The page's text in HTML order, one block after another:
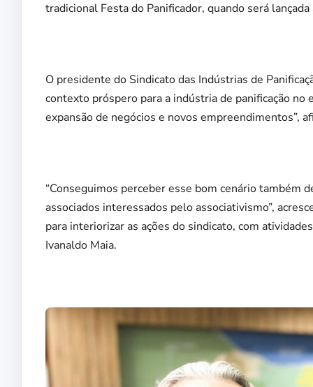
tradicional Festa do Panificador, quando será lançada
O presidente do Sindicato das Indústrias de
contexto próspero para a indústria de panificação
expansão de negócios e novos empreendimentos”,
“Conseguimos perceber esse bom cenário também
associados interessados pelo associativismo”,
para interiorizar as ações do sindicato, com
Ivanaldo Maia.